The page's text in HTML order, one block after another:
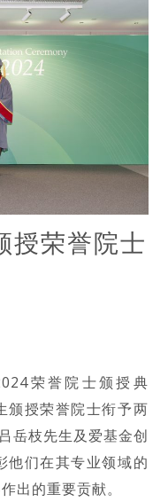
授荣誉院士
荣誉院士颁授典
颁授荣誉院士衔予两
岳枝先生及爱基金创
他们在其专业领域的
出的重要贡献。